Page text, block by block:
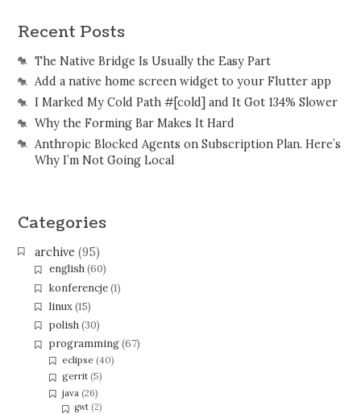
Recent Posts
The Native Bridge Is Usually the Easy Part
Add a native home screen widget to your Flutter app
I Marked My Cold Path #[cold] and It Got 134% Slower
Why the Forming Bar Makes It Hard
Anthropic Blocked Agents on Subscription Plan. Here’s
Why I’m Not Going Local
Categories
archive (95)
english(60)
konferencje(1)
linux(15)
polish(30)
programming(67)
eclipse (40)
gerrit (5)
java (26)
gwt(2)